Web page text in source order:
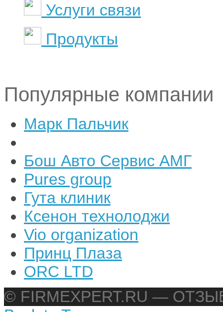
Услуги связи
Продукты
Популярные компании
Марк Пальчик
Бош Авто Сервис АМГ
Pures group
Гута клиник
Ксенон технолоджи
Vio organization
Принц Плаза
ORC LTD
© FIRMEXPERT.RU —